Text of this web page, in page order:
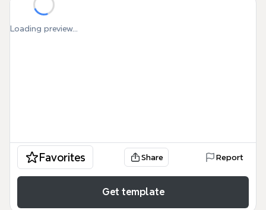
Loading preview...
Favorites Share Report
Get template